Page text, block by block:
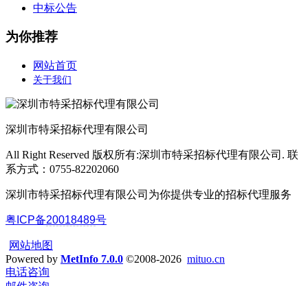
中标公告
为你推荐
网站首页
关于我们
深圳市特采招标代理有限公司
All Right Reserved 版权所有:深圳市特采招标代理有限公司. 联
系方式：0755-82202060
深圳市特采招标代理有限公司为你提供专业的招标代理服务
粤ICP备20018489号
网站地图
Powered by MetInfo 7.0.0 ©2008-2026 mituo.cn
电话咨询